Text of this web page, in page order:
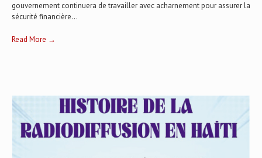
gouvernement continuera de travailler avec acharnement pour assurer la
sécurité financière...
Read More →